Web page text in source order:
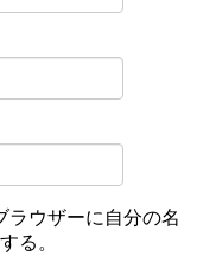
ラウザーに自分の名
る。